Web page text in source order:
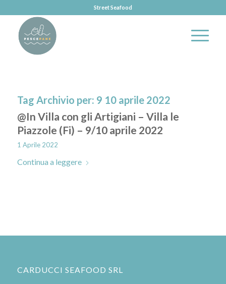
Street Seafood
Tag Archivio per: 9 10 aprile 2022
@In Villa con gli Artigiani – Villa le
Piazzole (Fi) – 9/10 aprile 2022
1 Aprile 2022
Continua a leggere
CARDUCCI SEAFOOD SRL